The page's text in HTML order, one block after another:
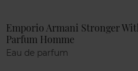
Emporio Armani Stronger
Parfum Homme
Eau de parfum